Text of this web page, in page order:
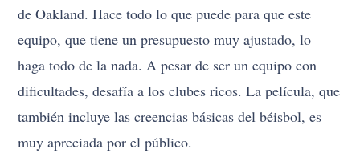
de Oakland. Hace todo lo que puede para que este
equipo, que tiene un presupuesto muy ajustado, lo
haga todo de la nada. A pesar de ser un equipo con
dificultades, desafía a los clubes ricos. La película, que
también incluye las creencias básicas del béisbol, es
muy apreciada por el público.